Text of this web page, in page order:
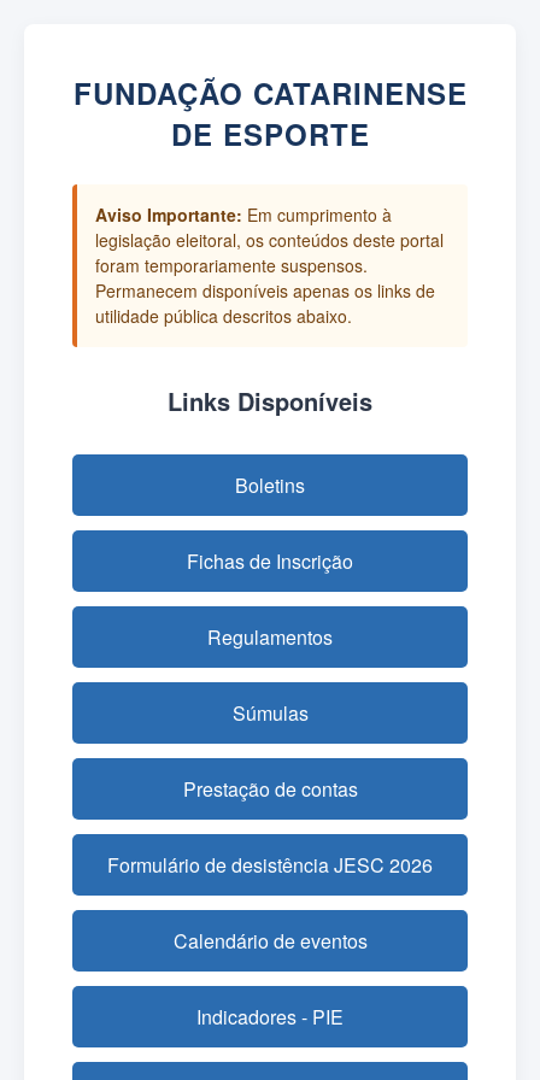
FUNDAÇÃO CATARINENSE
DE ESPORTE
Aviso Importante: Em cumprimento à
legislação eleitoral, os conteúdos deste portal
foram temporariamente suspensos.
Permanecem disponíveis apenas os links de
utilidade pública descritos abaixo.
Links Disponíveis
Boletins
Fichas de Inscrição
Regulamentos
Súmulas
Prestação de contas
Formulário de desistência JESC 2026
Calendário de eventos
Indicadores - PIE